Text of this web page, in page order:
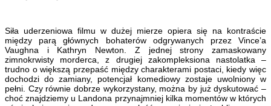
Siła uderzeniowa filmu w dużej mierze opiera się na kontraście
między parą głównych bohaterów odgrywanych przez Vince’a
Vaughna i Kathryn Newton. Z jednej strony zamaskowany
zimnokrwisty morderca, z drugiej zakompleksiona nastolatka –
trudno o większą przepaść między charakterami postaci, kiedy więc
dochodzi do zamiany, potencjał komediowy zostaje uwolniony w
pełni. Czy równie dobrze wykorzystany, można by już dyskutować –
choć znajdziemy u Landona przynajmniej kilka momentów w których